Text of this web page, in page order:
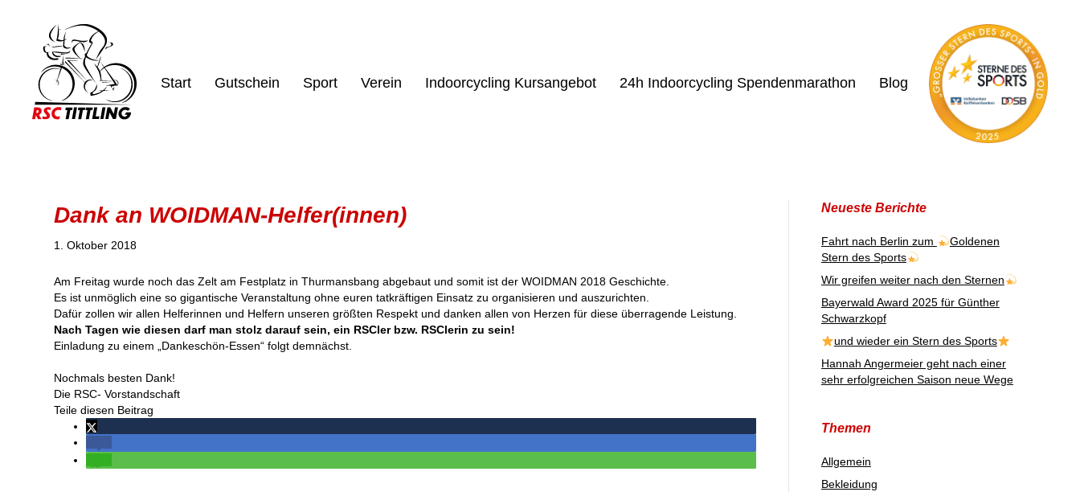
Start Gutschein Sport Verein Indoorcycling Kursangebot 24h Indoorcycling Spendenmarathon Blog
Dank an WOIDMAN-Helfer(innen)
1. Oktober 2018
Am Freitag wurde noch das Zelt am Festplatz in Thurmansbang abgebaut und somit ist der WOIDMAN 2018 Geschichte.
Es ist unmöglich eine so gigantische Veranstaltung ohne euren tatkräftigen Einsatz zu organisieren und auszurichten.
Dafür zollen wir allen Helferinnen und Helfern unseren größten Respekt und danken allen von Herzen für diese überragende Leistung.
Nach Tagen wie diesen darf man stolz darauf sein, ein RSCler bzw. RSClerin zu sein!
Einladung zu einem „Dankeschön-Essen“ folgt demnächst.
Nochmals besten Dank!
Die RSC- Vorstandschaft
Teile diesen Beitrag
Neueste Berichte
Fahrt nach Berlin zum
Goldenen
Stern des Sports
Wir greifen weiter nach den Sternen
Bayerwald Award 2025 für Günther
Schwarzkopf
und wieder ein Stern des Sports
Hannah Angermeier geht nach einer
sehr erfolgreichen Saison neue Wege
Themen
Allgemein
Bekleidung